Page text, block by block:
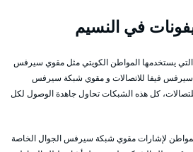
في النسيم
التي يستخدمها المواطن الكويتي مثل مقوي سيرفس
فيفا للاتصالات و مقوي شبكة سيرفس
كل هذه الشبكات تحاول جاهدة الوصول لكل
لإشارات مقوي شبكة سيرفس الجوال الخاصة